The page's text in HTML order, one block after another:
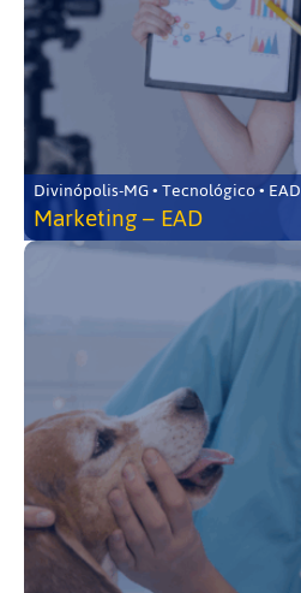
Divinópolis-MG • Tecnológico • EAD
Marketing – EAD